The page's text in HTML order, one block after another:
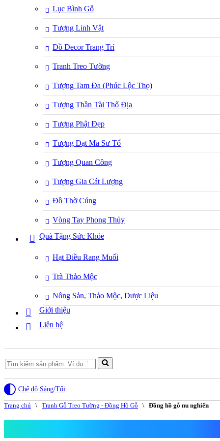
Lục Bình Gỗ
Tượng Linh Vật
Đồ Decor Trang Trí
Tranh Treo Tường
Tượng Tam Đa (Phúc Lộc Thọ)
Tượng Thần Tài Thổ Địa
Tượng Phật Đẹp
Tượng Đạt Ma Sư Tổ
Tượng Quan Công
Tượng Gia Cát Lượng
Đồ Thờ Cúng
Vòng Tay Phong Thủy
Quà Tặng Sức Khỏe
Hạt Điều Rang Muối
Trà Thảo Mộc
Nông Sản, Thảo Mộc, Dược Liệu
Giới thiệu
Liên hệ
Search
for...
Chế độ Sáng/Tối
Trang chủ \ Tranh Gỗ Treo Tường - Đồng Hồ Gỗ \ Đồng hồ gỗ nu nghiến